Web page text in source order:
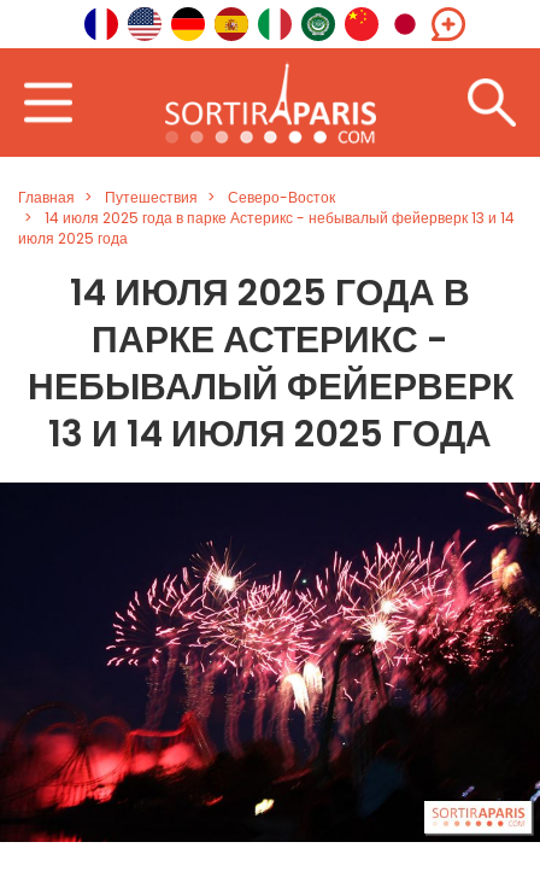
Главная Путешествия
Северо-Восток
14 июля 2025 года в парке Астерикс - небывалый фейерверк 13 и 14
июля 2025 года
14 ИЮЛЯ 2025 ГОДА В
ПАРКЕ АСТЕРИКС -
НЕБЫВАЛЫЙ ФЕЙЕРВЕРК
13 И 14 ИЮЛЯ 2025 ГОДА